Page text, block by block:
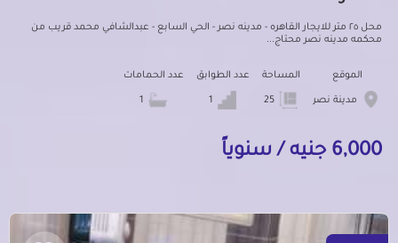
محل ٢٥ متر للايجار القاهره - مدينه نصر - الحي السابع - عبدالشافي محمد قريب من
محكمه مدينه نصر محتاج...
الموقع
مدينة نصر
المساحة
25
عدد الطوابق عدد الحمامات
6,000 جنيه / سنوياً